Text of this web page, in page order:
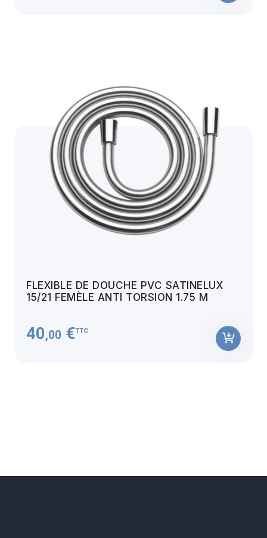
FLEXIBLE DE DOUCHE PVC SATINELUX
15/21 FEMÈLE ANTI TORSION 1.75 M
40,00 €TTC